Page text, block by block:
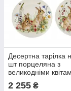
Десертна тарілка
шт порцеляна з
великодніми
2 255 ₴